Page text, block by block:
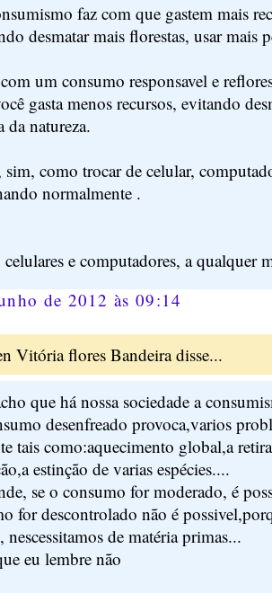
faz com que gastem mais
desmatar mais florestas, usar mais
um consumo responsavel e
gasta menos recursos, evitando
da natureza.
sim, como trocar de celular,
normalmente .
e computadores, a qualquer
de 2012 às 09:14
Vitória flores Bandeira disse...
que há nossa sociedade a
desenfreado provoca,varios
tais como:aquecimento global,a
estinção de varias espécies....
se o consumo for moderado, é
for descontrolado não é
nescessitamos de matéria primas...
eu lembre não